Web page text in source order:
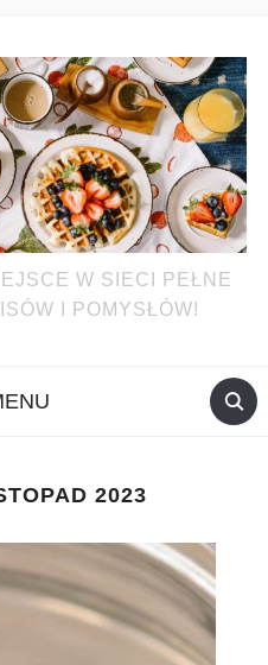
W SIECI PEŁNE
I POMYSŁÓW!
2023